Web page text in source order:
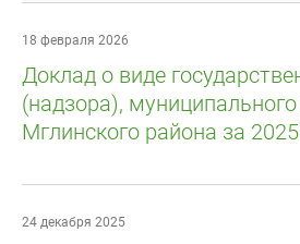
18 февраля 2026
Доклад о виде
(надзора),
Мглинского района за
24 декабря 2025